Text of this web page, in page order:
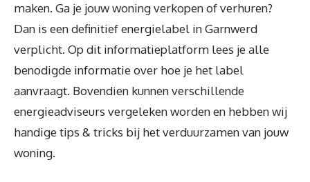
maken. Ga je jouw woning verkopen of verhuren?
Dan is een definitief energielabel in Garnwerd
verplicht. Op dit informatieplatform lees je alle
benodigde informatie over hoe je het label
aanvraagt. Bovendien kunnen verschillende
energieadviseurs vergeleken worden en hebben wij
handige tips & tricks bij het verduurzamen van jouw
woning.